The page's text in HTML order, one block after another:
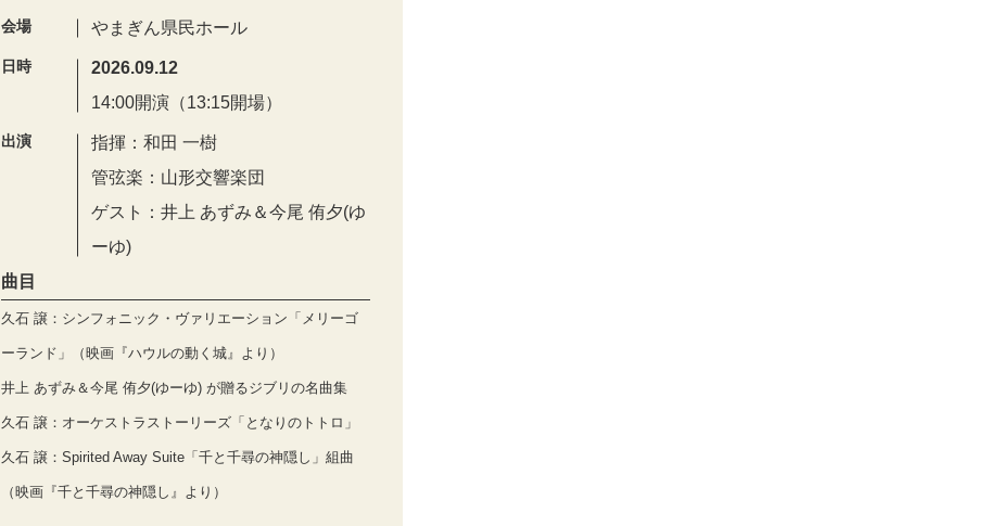
会場 やまぎん県民ホール
日時
2026.09.12
14:00開演（13:15開場）
出演
指揮：和田 一樹
管弦楽：山形交響楽団
ゲスト：井上 あずみ＆今尾 侑夕(ゆ
ーゆ)
曲目
久石 譲：シンフォニック・ヴァリエーション「メリーゴ
ーランド」（映画『ハウルの動く城』より）
井上 あずみ＆今尾 侑夕(ゆーゆ) が贈るジブリの名曲集
久石 譲：オーケストラストーリーズ「となりのトトロ」
久石 譲：Spirited Away Suite「千と千尋の神隠し」組曲
（映画『千と千尋の神隠し』より）